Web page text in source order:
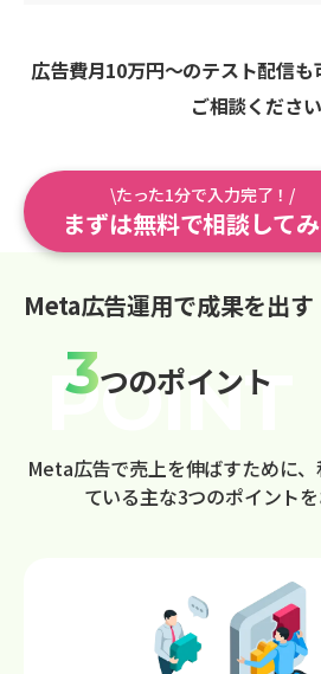
広告費月10万円〜のテスト配信
ご相談ください
\たった1分で入力完了！/
まずは無料で相談して
Meta広告運用で成果を出す
3つのポイント
Meta広告で売上を伸ばすために
ている主な3つのポイントを